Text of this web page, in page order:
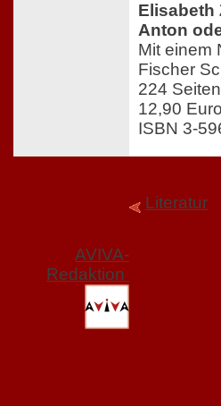
Elisabeth
Anton
Mit einem
Fischer
224 Seiten
12,90 Euro
ISBN 3-
Literatur
AVIVA-
Redaktion